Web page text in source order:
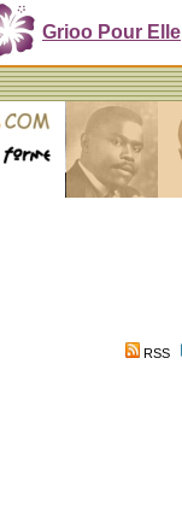
Grioo Pour Elle
RSS